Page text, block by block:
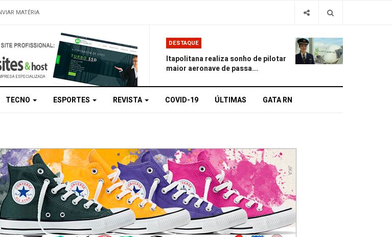
MATÉRIA
DESTAQUE
Itapolitana realiza sonho de pilotar
maior aeronave de passa...
TECNO ESPORTES REVISTA COVID-19 ÚLTIMAS GATA RN